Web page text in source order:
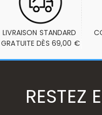
LIVRAISON STANDARD
GRATUITE DÈS 69,00 €
RESTEZ